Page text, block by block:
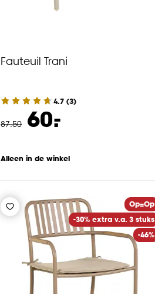
Fauteuil Trani
4.7 (3)
87.50 60.
-
Alleen in de winkel
Op=Op
-30% extra v.a. 3 stuks
-46%